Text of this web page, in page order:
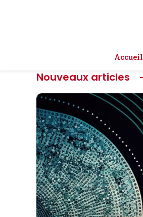
Accueil
Nouveaux articles